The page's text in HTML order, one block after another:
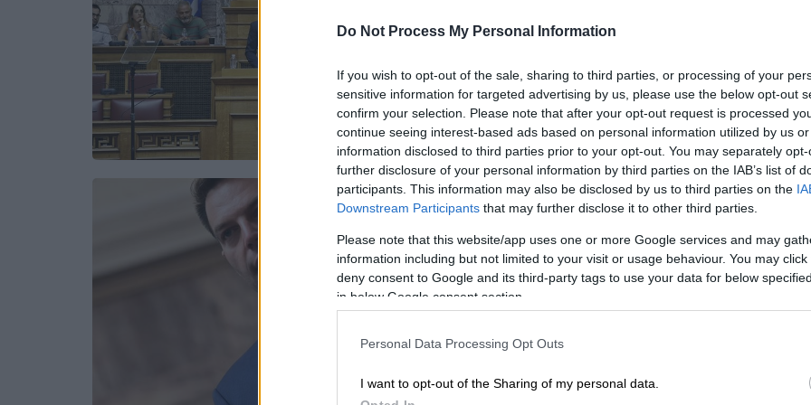
Do Not Process My Personal Information
If you wish to opt-out of the sale, sharing to third parties, or processing of your
sensitive information for targeted advertising by us, please use the below opt-out
confirm your selection. Please note that after your opt-out request is processed
continue seeing interest-based ads based on personal information utilized by us
information disclosed to third parties prior to your opt-out. You may separately
further disclosure of your personal information by third parties on the IAB’s list of
participants. This information may also be disclosed by us to third parties on the
Downstream Participants that may further disclose it to other third parties.
Please note that this website/app uses one or more Google services and may
information including but not limited to your visit or usage behaviour. You may
deny consent to Google and its third-party tags to use your data for below
in below Google consent section.
Personal Data Processing Opt Outs
I want to opt-out of the Sharing of my personal data.
κληθεί να ορκιστεί η Τσαπανίδου
Η Πόπη Τσαπανίδου θα κληθεί να
ορκιστεί βουλεύτρια Επικρατείας ως
πρώτη επιλαχούσα – Η διαδικασία
Πολιτική|10.08.2024 19:00
Το μήνυμα Κασσελάκη μετά την
παραίτηση Ηλιόπουλου